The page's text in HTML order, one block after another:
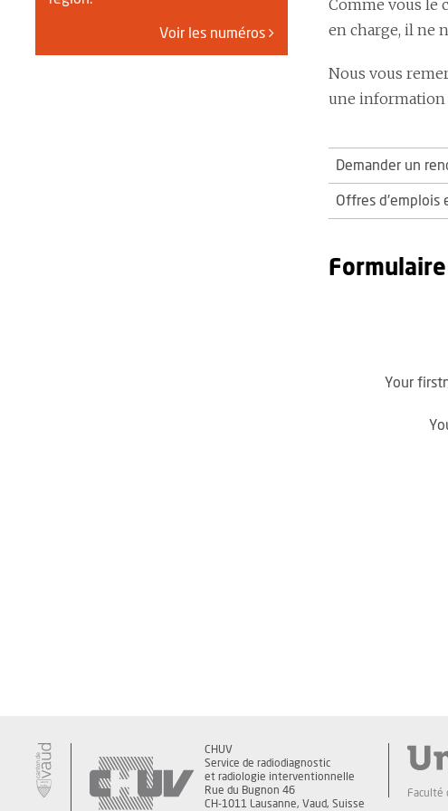
Voir les numéros
Comme vous le
en charge, il ne
Nous vous
une information
Demander un
Offres d'emplois
Your
CHUV
Service de radiodiagnostic
et radiologie interventionnelle
Rue du Bugnon 46
CH-1011 Lausanne, Vaud, Suisse
Faculté